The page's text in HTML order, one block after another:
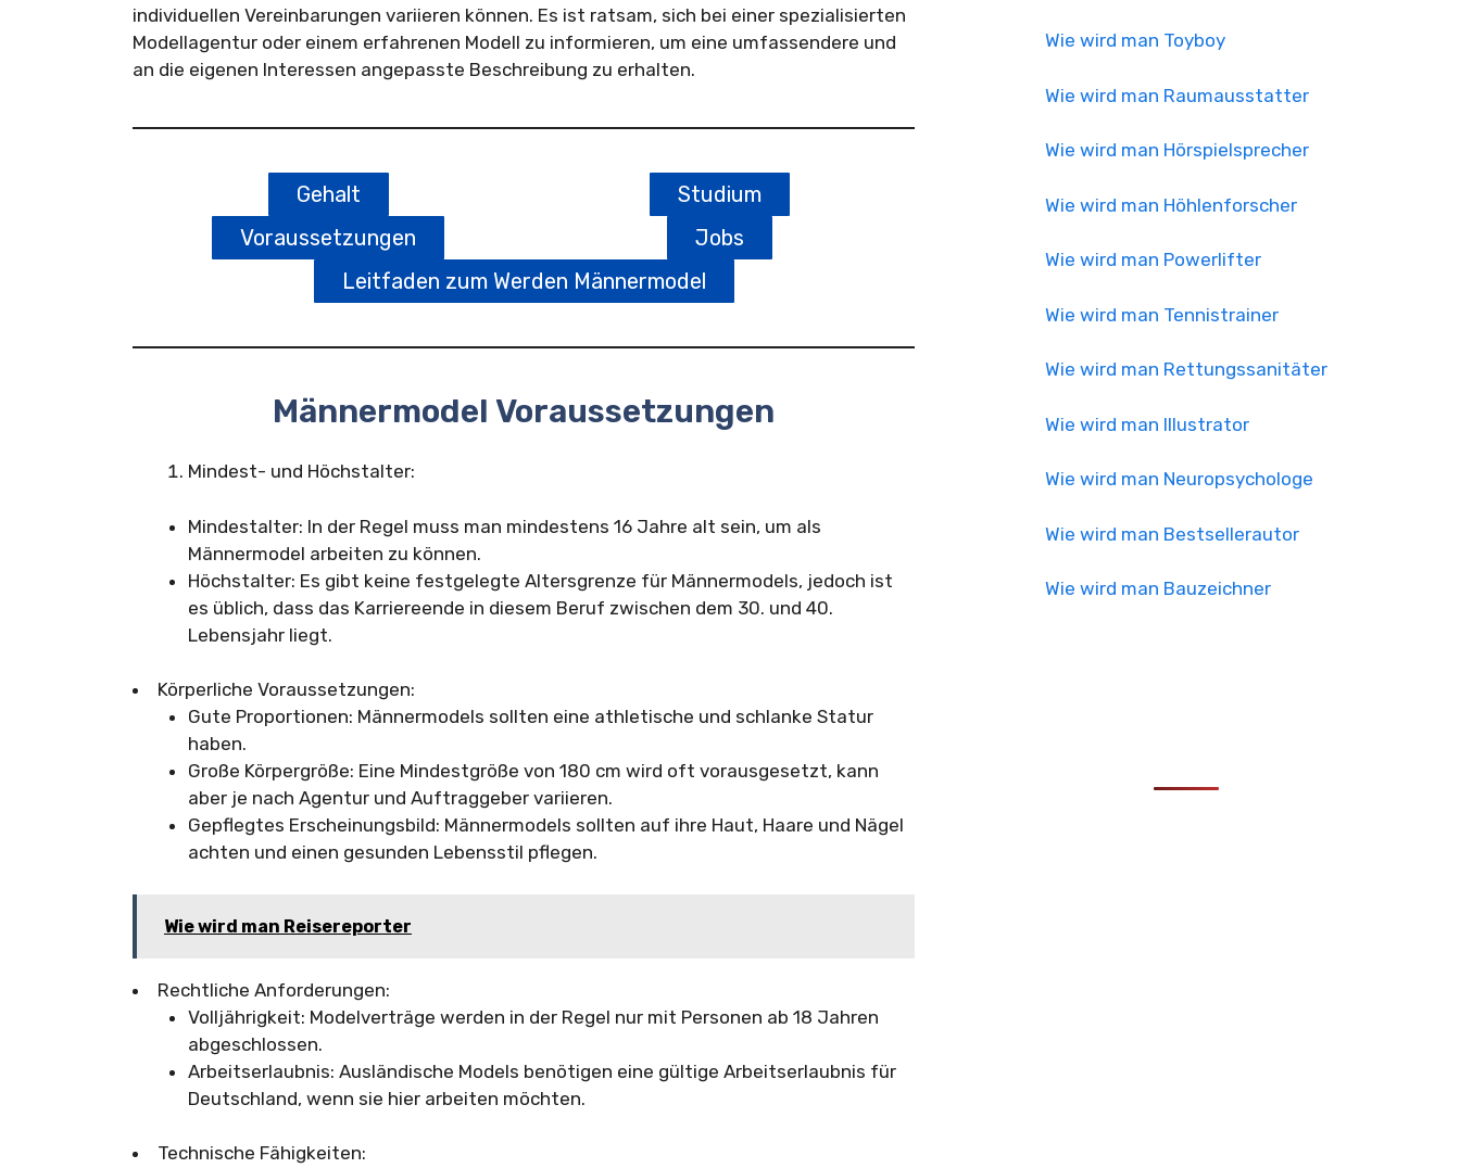
individuellen Vereinbarungen variieren können. Es ist ratsam, sich bei einer spezialisierten
Modellagentur oder einem erfahrenen Modell zu informieren, um eine umfassendere und
an die eigenen Interessen angepasste Beschreibung zu erhalten.
Gehalt
Studium
Voraussetzungen
Jobs
Leitfaden zum Werden Männermodel
Männermodel Voraussetzungen
Mindest- und Höchstalter:
Mindestalter: In der Regel muss man mindestens 16 Jahre alt sein, um als
Männermodel arbeiten zu können.
Höchstalter: Es gibt keine festgelegte Altersgrenze für Männermodels, jedoch ist
es üblich, dass das Karriereende in diesem Beruf zwischen dem 30. und 40.
Lebensjahr liegt.
Körperliche Voraussetzungen:
Gute Proportionen: Männermodels sollten eine athletische und schlanke Statur
haben.
Große Körpergröße: Eine Mindestgröße von 180 cm wird oft vorausgesetzt, kann
aber je nach Agentur und Auftraggeber variieren.
Gepflegtes Erscheinungsbild: Männermodels sollten auf ihre Haut, Haare und Nägel
achten und einen gesunden Lebensstil pflegen.
Wie wird man Reisereporter
Rechtliche Anforderungen:
Volljährigkeit: Modelverträge werden in der Regel nur mit Personen ab 18 Jahren
abgeschlossen.
Arbeitserlaubnis: Ausländische Models benötigen eine gültige Arbeitserlaubnis für
Deutschland, wenn sie hier arbeiten möchten.
Technische Fähigkeiten:
Wie wird man Toyboy
Wie wird man Raumausstatter
Wie wird man Hörspielsprecher
Wie wird man Höhlenforscher
Wie wird man Powerlifter
Wie wird man Tennistrainer
Wie wird man Rettungssanitäter
Wie wird man Illustrator
Wie wird man Neuropsychologe
Wie wird man Bestsellerautor
Wie wird man Bauzeichner